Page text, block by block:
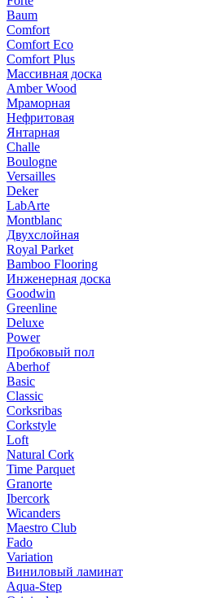
Baum
Comfort
Comfort Eco
Comfort Plus
Массивная доска
Amber Wood
Мраморная
Нефритовая
Янтарная
Challe
Boulogne
Versailles
Deker
LabArte
Montblanc
Двухслойная
Royal Parket
Bamboo Flooring
Инженерная доска
Goodwin
Greenline
Deluxe
Power
Пробковый пол
Aberhof
Basic
Classic
Corksribas
Corkstyle
Loft
Natural Cork
Time Parquet
Granorte
Ibercork
Wicanders
Мaestro Club
Fado
Variation
Виниловый ламинат
Aqua-Step